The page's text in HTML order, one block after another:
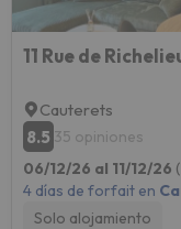
11 Rue de
Cauterets
8.5 35 opiniones
06/12/26 al 11/12/26
4 días de forfait en
Solo alojamiento